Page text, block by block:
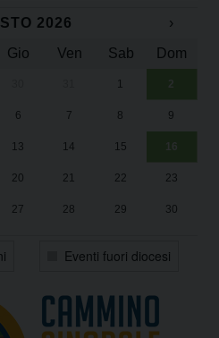
2026
›
Gio Ven Sab Dom
1 2
6 7 8 9
13 14 15 16
20 21 22 23
27 28 29 30
Eventi fuori diocesi